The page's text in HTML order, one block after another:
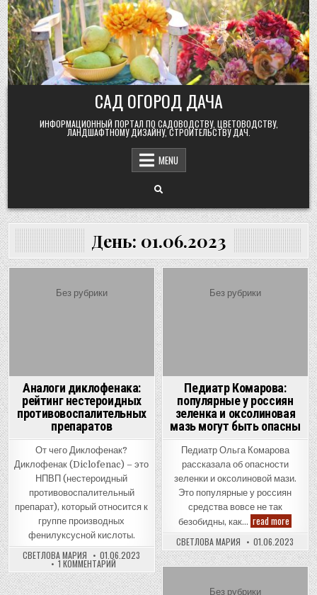
Skip
to
content
САД ОГОРОД ДАЧА
ИНФОРМАЦИОННЫЙ ПОРТАЛ ПО САДОВОДСТВУ, ЦВЕТОВОДСТВУ,
ЛАНДШАФТНОМУ ДИЗАЙНУ, СТРОИТЕЛЬСТВУ ДАЧ.
MENU
День: 01.06.2023
Posted
Без рубрики
Аналоги диклофенака:
рейтинг нестероидных
противовоспалительных
препаратов
От чего Диклофенак?
Диклофенак (Diclofenac) – это
НПВП (нестероидный
противовоспалительный
препарат), который относится к
группе производных
фенилуксусной кислоты.
СВЕТЛОВА МАРИЯ 01.06.2023
1 КОММЕНТАРИЙК
ЗАПИСИ
АНАЛОГИ
ДИКЛОФЕНАКА:
Posted
Без рубрики
Педиатр Комарова:
популярные у россиян
зеленка и оксолиновая
мазь могут быть опасны
Педиатр Ольга Комарова
рассказала об опасности
зеленки и оксолиновой мази.
Это популярные у россиян
средства вовсе не так
безобидны, как… read more
у
СВЕТЛОВА МАРИЯ 01.06.2023
Posted
Без рубрики